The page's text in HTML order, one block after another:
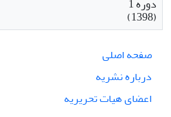
(1398)
صفحه اصلی
درباره نشریه
اعضای هیات تحریریه